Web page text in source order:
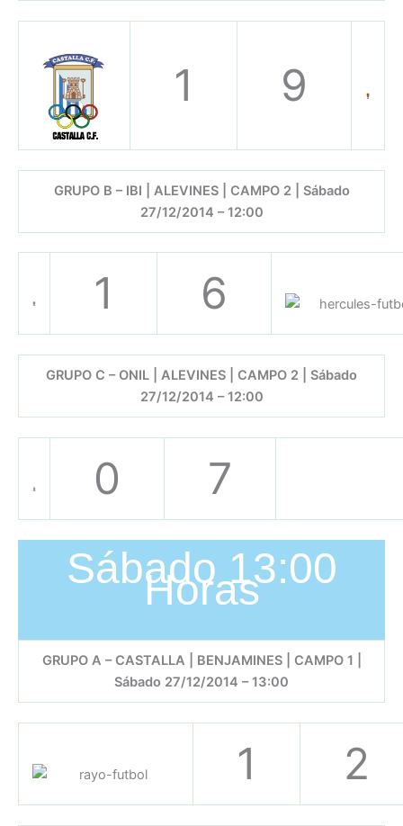
1 9
GRUPO B – IBI | ALEVINES | CAMPO 2 | Sábado
27/12/2014 – 12:00
1 6
GRUPO C – ONIL | ALEVINES | CAMPO 2 | Sábado
27/12/2014 – 12:00
0 7
Sábado 13:00
Horas
GRUPO A – CASTALLA | BENJAMINES | CAMPO 1 |
Sábado 27/12/2014 – 13:00
1 2